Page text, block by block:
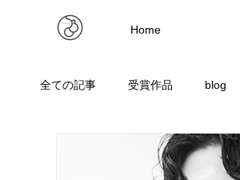
Home
全ての記事 受賞作品 blog